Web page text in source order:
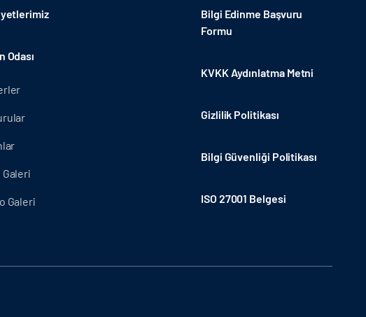
Odası
Galeri
Bilgi Edinme Başvuru
Formu
KVKK Aydınlatma Metni
Gizlilik Politikası
Bilgi Güvenliği Politikası
ISO 27001 Belgesi